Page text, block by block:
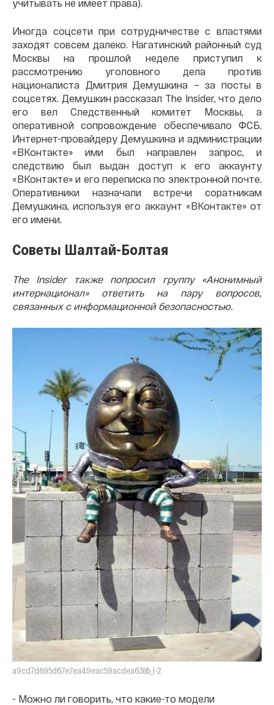
учитывать не имеет права).
Иногда соцсети при сотрудничестве с властями
заходят совсем далеко. Нагатинский районный суд
Москвы на прошлой неделе приступил к
рассмотрению уголовного дела против
националиста Дмитрия Демушкина – за посты в
соцсетях. Демушкин рассказал The Insider, что дело
его вел Следственный комитет Москвы, а
оперативной сопровождение обеспечивало ФСБ.
Интернет-провайдеру Демушкина и администрации
«ВКонтакте» ими был направлен запрос, и
следствию был выдан доступ к его аккаунту
«ВКонтакте» и его переписка по электронной почте.
Оперативники назначали встречи соратникам
Демушкина, используя его аккаунт «ВКонтакте» от
его имени.
Советы Шалтай-Болтая
The Insider также попросил группу «Анонимный
интернационал» ответить на пару вопросов,
связанных с информационной безопасностью.
a9cd7d695d67e7ea49eac59acdea638b_i-2
- Можно ли говорить, что какие-то модели